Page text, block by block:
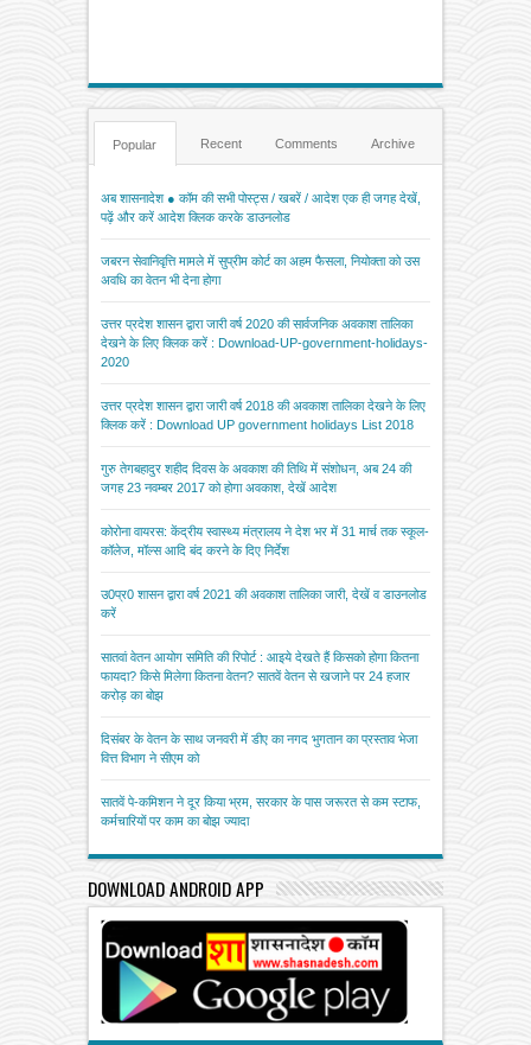
Popular Recent Comments Archive
अब शासनादेश ● कॉम की सभी पोस्ट्स / खबरें / आदेश एक ही जगह देखें,
पढ़ें और करें आदेश क्लिक करके डाउनलोड
जबरन सेवानिवृत्ति मामले में सुप्रीम कोर्ट का अहम फैसला, नियोक्ता को उस
अवधि का वेतन भी देना होगा
उत्तर प्रदेश शासन द्वारा जारी वर्ष 2020 की सार्वजनिक अवकाश तालिका
देखने के लिए क्लिक करें : Download-UP-government-holidays-
2020
उत्तर प्रदेश शासन द्वारा जारी वर्ष 2018 की अवकाश तालिका देखने के लिए
क्लिक करें : Download UP government holidays List 2018
गुरु तेगबहादुर शहीद दिवस के अवकाश की तिथि में संशोधन, अब 24 की
जगह 23 नवम्बर 2017 को होगा अवकाश, देखें आदेश
कोरोना वायरस: केंद्रीय स्वास्थ्य मंत्रालय ने देश भर में 31 मार्च तक स्कूल-
कॉलेज, मॉल्स आदि बंद करने के दिए निर्देश
उ0प्र0 शासन द्वारा वर्ष 2021 की अवकाश तालिका जारी, देखें व डाउनलोड
करें
सातवां वेतन आयोग समिति की रिपोर्ट : आइये देखते हैं किसको होगा कितना
फायदा? किसे मिलेगा कितना वेतन? सातवें वेतन से खजाने पर 24 हजार
करोड़ का बोझ
दिसंबर के वेतन के साथ जनवरी में डीए का नगद भुगतान का प्रस्ताव भेजा
वित्त विभाग ने सीएम को
सातवें पे-कमिशन ने दूर किया भ्रम, सरकार के पास जरूरत से कम स्टाफ,
कर्मचारियों पर काम का बोझ ज्यादा
DOWNLOAD ANDROID APP